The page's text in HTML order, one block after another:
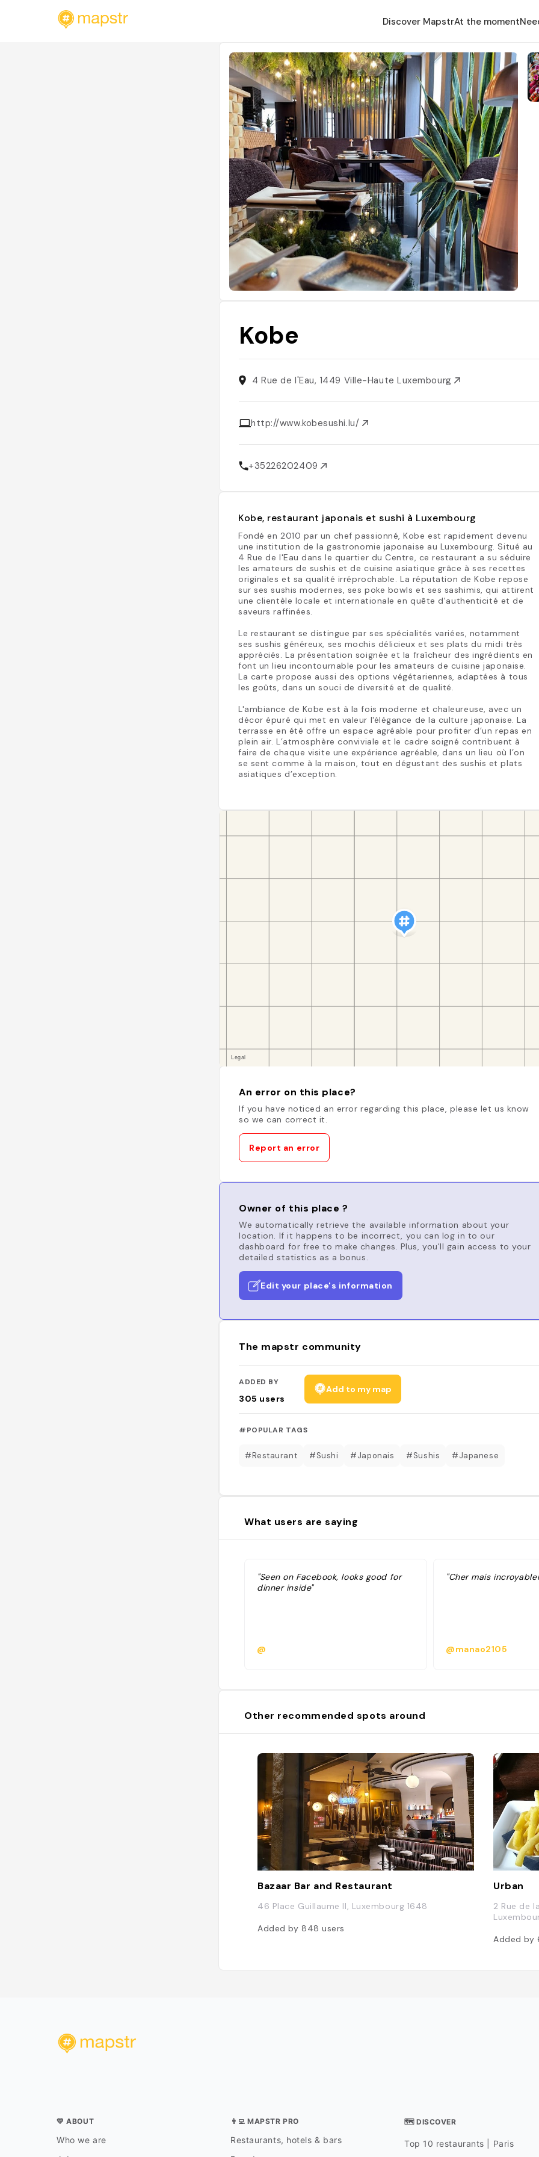
Discover MapstrAt the moment
Kobe
4 Rue de l'Eau, 1449 Ville-Haute Luxembourg
http://www.kobesushi.lu/
+35226202409
Kobe, restaurant japonais et sushi à Luxembourg
Fondé en 2010 par un chef passionné, Kobe est rapidement devenu
une institution de la gastronomie japonaise au Luxembourg. Situé au
4 Rue de l'Eau dans le quartier du Centre, ce restaurant a su séduire
les amateurs de sushis et de cuisine asiatique grâce à ses recettes
originales et sa qualité irréprochable. La réputation de Kobe repose
sur ses sushis modernes, ses poke bowls et ses sashimis, qui attirent
une clientèle locale et internationale en quête d'authenticité et de
saveurs raffinées.
Le restaurant se distingue par ses spécialités variées, notamment
ses sushis généreux, ses mochis délicieux et ses plats du midi très
appréciés. La présentation soignée et la fraîcheur des ingrédients en
font un lieu incontournable pour les amateurs de cuisine japonaise.
La carte propose aussi des options végétariennes, adaptées à tous
les goûts, dans un souci de diversité et de qualité.
L'ambiance de Kobe est à la fois moderne et chaleureuse, avec un
décor épuré qui met en valeur l'élégance de la culture japonaise. La
terrasse en été offre un espace agréable pour profiter d’un repas en
plein air. L’atmosphère conviviale et le cadre soigné contribuent à
faire de chaque visite une expérience agréable, dans un lieu où l’on
se sent comme à la maison, tout en dégustant des sushis et plats
asiatiques d’exception.
An error on this place?
If you have noticed an error regarding this place, please let us know
so we can correct it.
Report an error
Owner of this place ?
We automatically retrieve the available information about your
location. If it happens to be incorrect, you can log in to our
dashboard for free to make changes. Plus, you'll gain access to your
detailed statistics as a bonus.
Edit your place's information
The mapstr community
ADDED BY
305 users
Add to my map
#POPULAR TAGS
#Restaurant #Sushi #Japonais #Sushis #Japanese
What users are saying
"Seen on Facebook, looks good for
dinner inside"
@
"Cher mais
@manao2105
Other recommended spots around
Bazaar Bar and Restaurant
46 Place Guillaume II, Luxembourg 1648
Added by 848users
Urban
2 Rue de
Added by
💛 ABOUT
Who we are
👨‍💻 MAPSTR PRO
Restaurants, hotels & bars
🗺 DISCOVER
Top 10 restaurants | Paris